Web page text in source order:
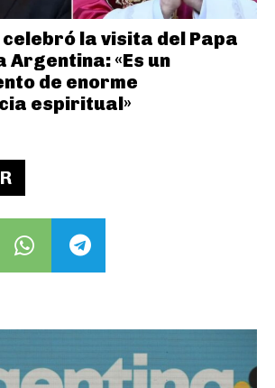
la visita del Papa
Argentina: «Es un
de enorme
espiritual»